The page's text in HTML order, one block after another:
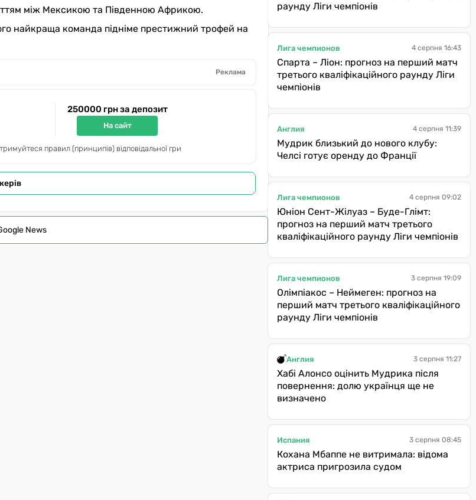
між Мексикою та Південною Африкою.
найкраща команда підніме престижний трофей на
Реклама
250000 грн за депозит
На сайт
правил (принципів) відповідальної гри
News
раунду Ліги чемпіонів
Лига чемпионов 4 серпня 16:43
Спарта – Ліон: прогноз на перший матч
третього кваліфікаційного раунду Ліги
чемпіонів
Англия 4 серпня 11:39
Мудрик близький до нового клубу:
Челсі готує оренду до Франції
Лига чемпионов 4 серпня 09:02
Юніон Сент-Жілуаз – Буде-Глімт:
прогноз на перший матч третього
кваліфікаційного раунду Ліги чемпіонів
Лига чемпионов 3 серпня 19:09
Олімпіакос – Неймеген: прогноз на
перший матч третього кваліфікаційного
раунду Ліги чемпіонів
Англия 3 серпня 11:27
Хабі Алонсо оцінить Мудрика після
повернення: долю українця ще не
визначено
Испания 3 серпня 08:45
Кохана Мбаппе не витримала: відома
актриса пригрозила судом